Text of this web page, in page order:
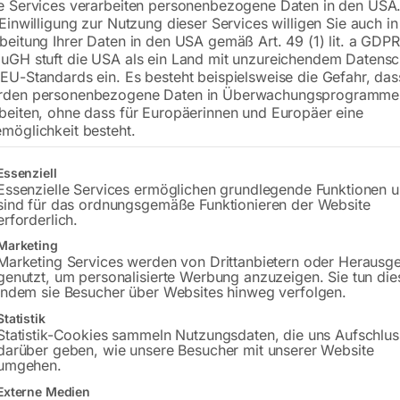
€1.110,00
inkl. MwSt. zzgl.Versandkosten
Lieferzeit:ca. 5 - 10 Werktage
Versandkosten Standard (Österreich):
Sie haben
Gerne
Anfrageformular
Services verarbeiten personenbezogene Daten in den
zur Nutzung dieser Services willigen Sie auch
Ihrer Daten in den USA gemäß Art. 49 (1) lit. a
stuft die USA als ein Land mit unzureichendem
Standards ein. Es besteht beispielsweise die Gefahr,
personenbezogene Daten in
ohne dass für Europäerinnen und Europäer eine
besteht.
eine Liste der Service-Gruppen, für die eine Einwilligung erteilt
Services ermöglichen grundlegende Funktionen
für das ordnungsgemäße Funktionieren der Website
Services werden von Drittanbietern oder
um personalisierte Werbung anzuzeigen. Sie tun
sie Besucher über Websites hinweg verfolgen.
Cookies sammeln Nutzungsdaten, die uns
geben, wie unsere Besucher mit unserer Website
Medien